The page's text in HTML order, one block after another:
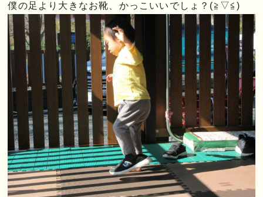
僕の足より大きなお靴、かっこいいでしょ？(≧▽≦)